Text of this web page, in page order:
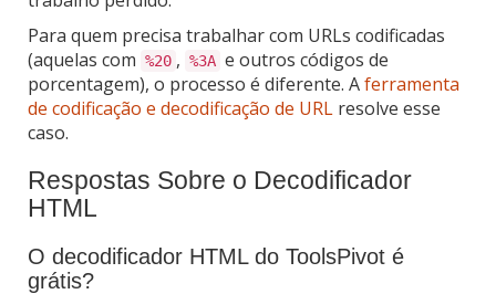
Para quem precisa trabalhar com URLs codificadas
(aquelas com %20 , %3A e outros códigos de
porcentagem), o processo é diferente. Aferramenta
de codificação e decodificação de URL resolve esse
caso.
Respostas Sobre o Decodificador
HTML
O decodificador HTML do ToolsPivot é
grátis?